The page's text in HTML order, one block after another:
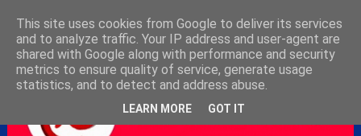
This site uses cookies from Google to deliver its services
and to analyze traffic. Your IP address and user-agent are
shared with Google along with performance and security
metrics to ensure quality of service, generate usage
statistics, and to detect and address abuse.
LEARN MORE GOT IT